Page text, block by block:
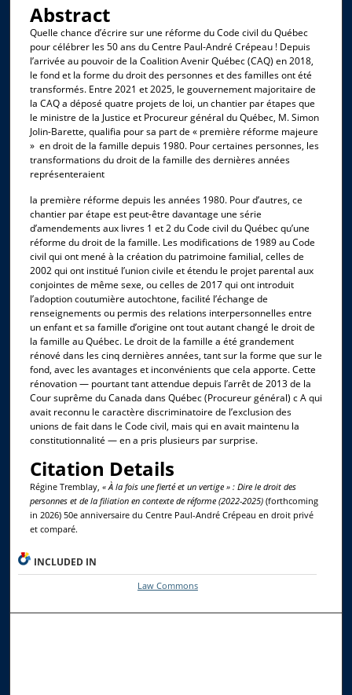
Abstract
Quelle chance d’écrire sur une réforme du Code civil du Québec
pour célébrer les 50 ans du Centre Paul-André Crépeau ! Depuis
l’arrivée au pouvoir de la Coalition Avenir Québec (CAQ) en 2018,
le fond et la forme du droit des personnes et des familles ont été
transformés. Entre 2021 et 2025, le gouvernement majoritaire de
la CAQ a déposé quatre projets de loi, un chantier par étapes que
le ministre de la Justice et Procureur général du Québec, M. Simon
Jolin-Barette, qualifia pour sa part de « première réforme majeure
» en droit de la famille depuis 1980. Pour certaines personnes, les
transformations du droit de la famille des dernières années
représenteraient
la première réforme depuis les années 1980. Pour d’autres, ce
chantier par étape est peut-être davantage une série
d’amendements aux livres 1 et 2 du Code civil du Québec qu’une
réforme du droit de la famille. Les modifications de 1989 au Code
civil qui ont mené à la création du patrimoine familial, celles de
2002 qui ont institué l’union civile et étendu le projet parental aux
conjointes de même sexe, ou celles de 2017 qui ont introduit
l’adoption coutumière autochtone, facilité l’échange de
renseignements ou permis des relations interpersonnelles entre
un enfant et sa famille d’origine ont tout autant changé le droit de
la famille au Québec. Le droit de la famille a été grandement
rénové dans les cinq dernières années, tant sur la forme que sur le
fond, avec les avantages et inconvénients que cela apporte. Cette
rénovation — pourtant tant attendue depuis l’arrêt de 2013 de la
Cour suprême du Canada dans Québec (Procureur général) c A qui
avait reconnu le caractère discriminatoire de l’exclusion des
unions de fait dans le Code civil, mais qui en avait maintenu la
constitutionnalité — en a pris plusieurs par surprise.
Citation Details
Régine Tremblay, « À la fois une fierté et un vertige » : Dire le droit des
personnes et de la filiation en contexte de réforme (2022-2025)(forthcoming
in 2026) 50e anniversaire du Centre Paul-André Crépeau en droit privé
et comparé.
INCLUDED IN
Law Commons